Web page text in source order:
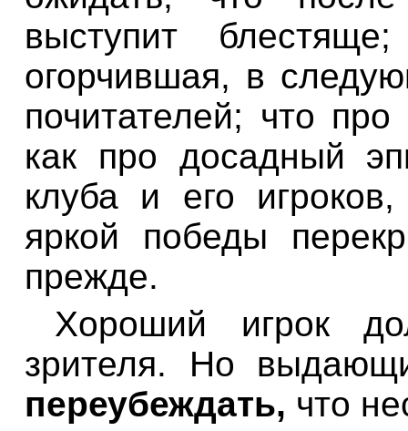
выступит
огорчившая, в
почитателей; что
как про досадный
клуба и его
яркой победы
прежде.
Хороший игрок
зрителя. Но
переубеждать, что